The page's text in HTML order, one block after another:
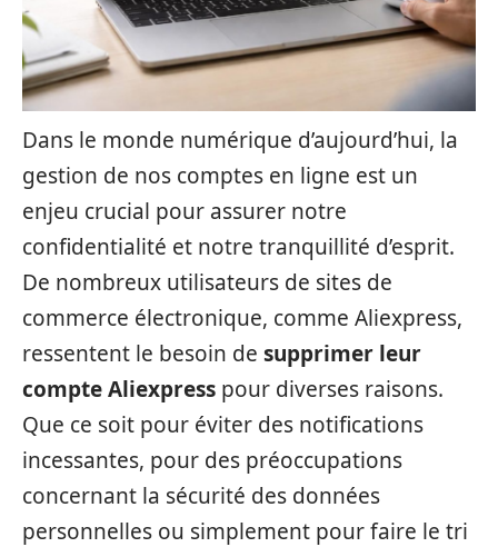
Dans le monde numérique d’aujourd’hui, la
gestion de nos comptes en ligne est un
enjeu crucial pour assurer notre
confidentialité et notre tranquillité d’esprit.
De nombreux utilisateurs de sites de
commerce électronique, comme Aliexpress,
ressentent le besoin de supprimer leur
compte Aliexpress pour diverses raisons.
Que ce soit pour éviter des notifications
incessantes, pour des préoccupations
concernant la sécurité des données
personnelles ou simplement pour faire le tri